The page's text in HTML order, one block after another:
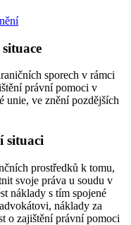
sporech v rámci
právní pomoci v
unie, ve znění pozdějších
situaci
prostředků k tomu,
svoje práva u soudu v
náklady s tím spojené
náklady za
o zajištění právní pomoci